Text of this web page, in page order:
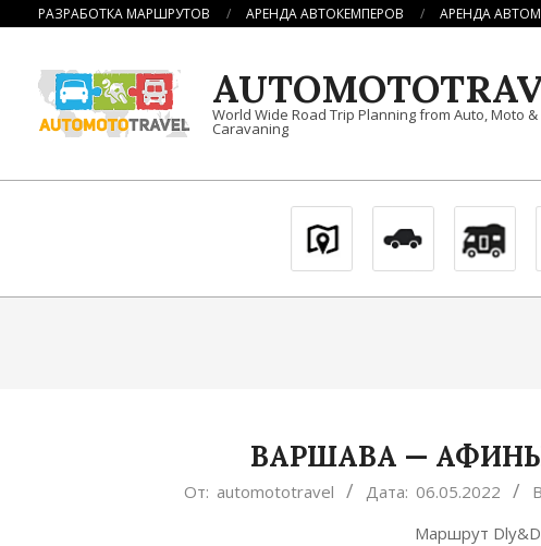
Перейти
содержимому
РАЗРАБОТКА МАРШРУТОВ АРЕНДА АВТОКЕМПЕРОВ АРЕНДА
World Wide Road Trip Planning from Auto, Moto &
Caravaning
ВАРШАВА —
От: automototravel Дата: 06.05.2022
Маршрут